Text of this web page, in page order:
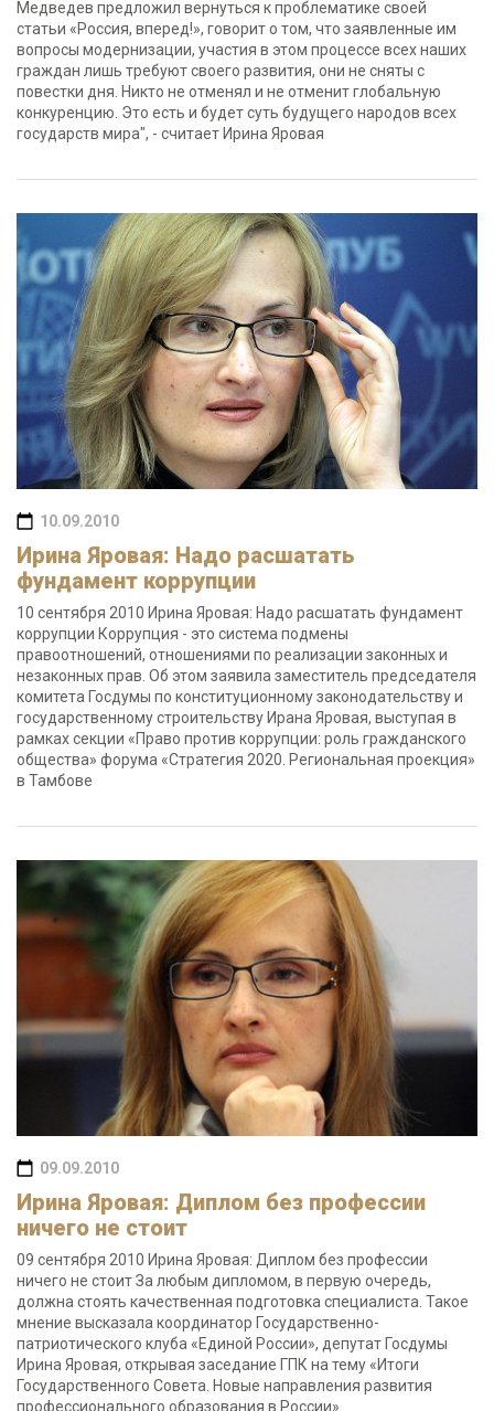
Медведев предложил вернуться к проблематике своей
статьи «Россия, вперед!», говорит о том, что заявленные им
вопросы модернизации, участия в этом процессе всех наших
граждан лишь требуют своего развития, они не сняты с
повестки дня. Никто не отменял и не отменит глобальную
конкуренцию. Это есть и будет суть будущего народов всех
государств мира", - считает Ирина Яровая
10.09.2010
Ирина Яровая: Надо расшатать
фундамент коррупции
10 сентября 2010 Ирина Яровая: Надо расшатать фундамент
коррупции Коррупция - это система подмены
правоотношений, отношениями по реализации законных и
незаконных прав. Об этом заявила заместитель председателя
комитета Госдумы по конституционному законодательству и
государственному строительству Ирана Яровая, выступая в
рамках секции «Право против коррупции: роль гражданского
общества» форума «Стратегия 2020. Региональная проекция»
в Тамбове
09.09.2010
Ирина Яровая: Диплом без профессии
ничего не стоит
09 сентября 2010 Ирина Яровая: Диплом без профессии
ничего не стоит За любым дипломом, в первую очередь,
должна стоять качественная подготовка специалиста. Такое
мнение высказала координатор Государственно-
патриотического клуба «Единой России», депутат Госдумы
Ирина Яровая, открывая заседание ГПК на тему «Итоги
Государственного Совета. Новые направления развития
профессионального образования в России»